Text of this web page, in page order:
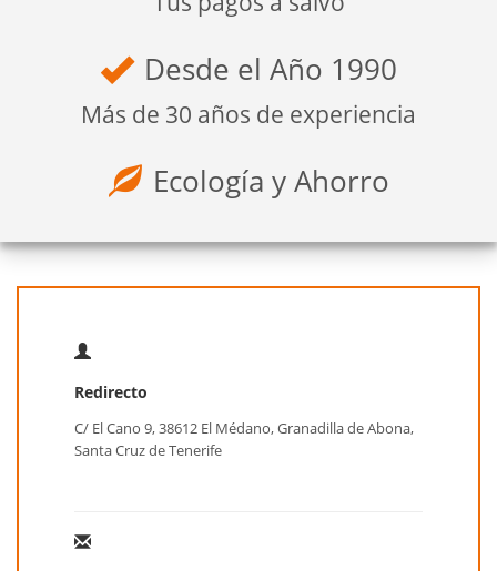
Desde el Año 1990
Más de 30 años de experiencia
Ecología y Ahorro
Redirecto
C/ El Cano 9, 38612 El Médano, Granadilla de Abona,
Santa Cruz de Tenerife